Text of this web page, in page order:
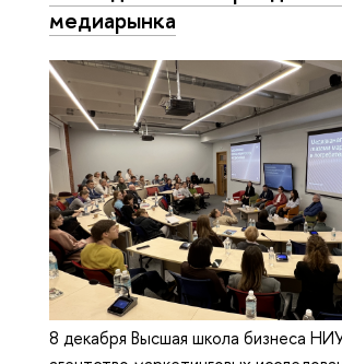
медиарынка
8 декабря Высшая школа бизнеса